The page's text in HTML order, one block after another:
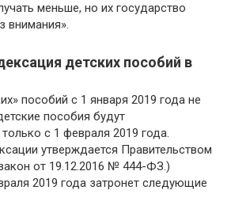
меньше, но их государство
внимания».
детских пособий в
пособий с 1 января 2019 года не
пособия будут
с 1 февраля 2019 года.
утверждается Правительством
от 19.12.2016 № 444-ФЗ.)
2019 года затронет следующие